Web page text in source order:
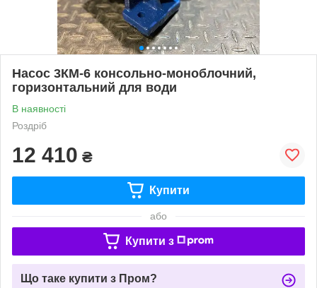
Насос 3КМ-6 консольно-моноблочний,
горизонтальний для води
В наявності
Роздріб
12 410 ₴
Купити
або
Купити з
Що таке купити з Пром?